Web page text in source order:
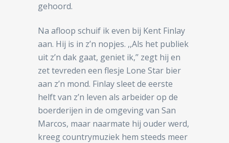
gehoord.
Na afloop schuif ik even bij Kent Finlay
aan. Hij is in z’n nopjes. ,,Als het publiek
uit z’n dak gaat, geniet ik,’’ zegt hij en
zet tevreden een flesje Lone Star bier
aan z’n mond. Finlay sleet de eerste
helft van z’n leven als arbeider op de
boerderijen in de omgeving van San
Marcos, maar naarmate hij ouder werd,
kreeg countrymuziek hem steeds meer